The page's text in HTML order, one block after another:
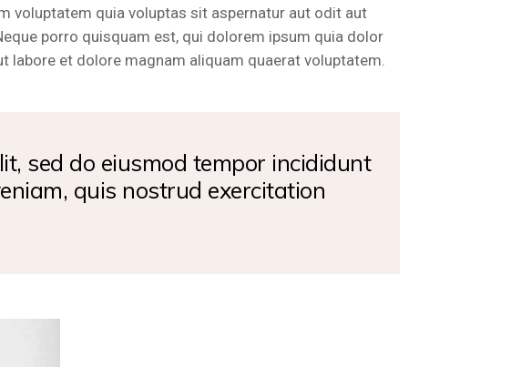
voluptatem quia voluptas sit aspernatur aut odit aut
porro quisquam est, qui dolorem ipsum quia dolor
labore et dolore magnam aliquam quaerat voluptatem.
sed do eiusmod tempor incididunt
quis nostrud exercitation